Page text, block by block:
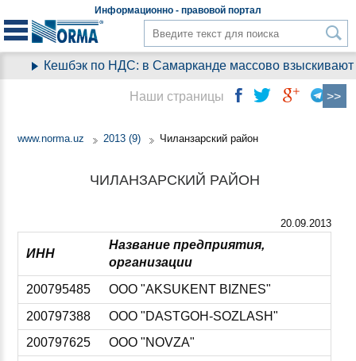
Информационно - правовой портал
Кешбэк по НДС: в Самарканде массово взыскивают
www.norma.uz 2013 (9) Чиланзарский район
ЧИЛАНЗАРСКИЙ РАЙОН
20.09.2013
ИНН
Название предприятия,
организации
200795485
ООО "AKSUKENT BIZNES"
200797388
ООО "DASTGOH-SOZLASH"
200797625
ООО "NOVZA"
Наши страницы